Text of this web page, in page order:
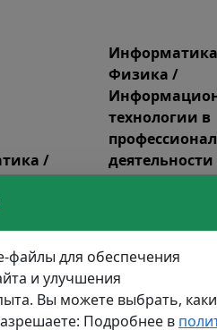
/
Физика /
технологии в
Техническая
85
для обеспечения
и улучшения
Вы можете выбрать,
Подробнее в